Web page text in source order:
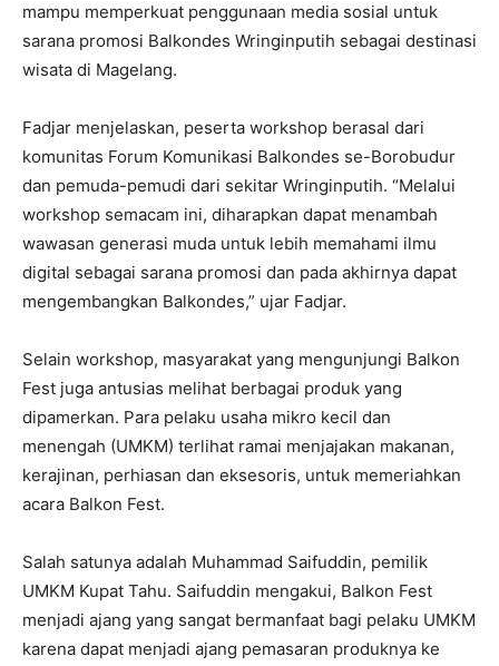
mampu memperkuat penggunaan media sosial untuk
sarana promosi Balkondes Wringinputih sebagai destinasi
wisata di Magelang.
Fadjar menjelaskan, peserta workshop berasal dari
komunitas Forum Komunikasi Balkondes se-Borobudur
dan pemuda-pemudi dari sekitar Wringinputih. “Melalui
workshop semacam ini, diharapkan dapat menambah
wawasan generasi muda untuk lebih memahami ilmu
digital sebagai sarana promosi dan pada akhirnya dapat
mengembangkan Balkondes,” ujar Fadjar.
Selain workshop, masyarakat yang mengunjungi Balkon
Fest juga antusias melihat berbagai produk yang
dipamerkan. Para pelaku usaha mikro kecil dan
menengah (UMKM) terlihat ramai menjajakan makanan,
kerajinan, perhiasan dan eksesoris, untuk memeriahkan
acara Balkon Fest.
Salah satunya adalah Muhammad Saifuddin, pemilik
UMKM Kupat Tahu. Saifuddin mengakui, Balkon Fest
menjadi ajang yang sangat bermanfaat bagi pelaku UMKM
karena dapat menjadi ajang pemasaran produknya ke